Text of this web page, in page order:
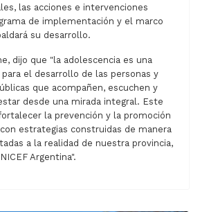
las acciones e intervenciones
de implementación y el marco
su desarrollo.
dijo que "la adolescencia es una
el desarrollo de las personas y
que acompañen, escuchen y
desde una mirada integral. Este
la prevención y la promoción
estrategias construidas de manera
a la realidad de nuestra provincia,
Argentina".